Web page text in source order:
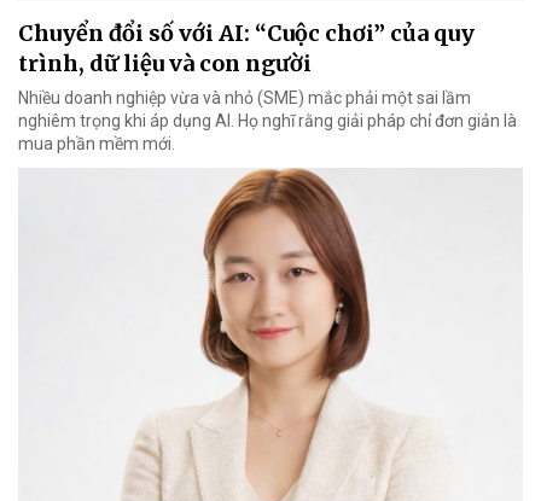
Chuyển đổi số với AI: “Cuộc chơi” của quy
trình, dữ liệu và con người
Nhiều doanh nghiệp vừa và nhỏ (SME) mắc phải một sai lầm
nghiêm trọng khi áp dụng AI. Họ nghĩ rằng giải pháp chỉ đơn giản là
mua phần mềm mới.